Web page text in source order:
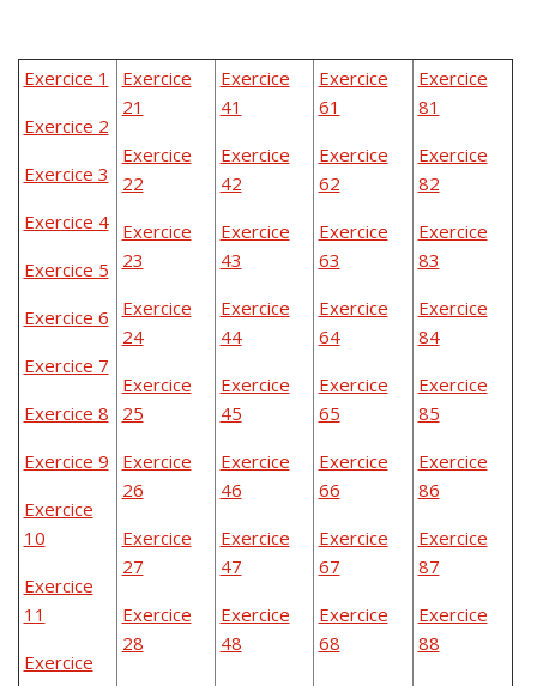
Exercice 1
Exercice 2
Exercice 3
Exercice 4
Exercice 5
Exercice 6
Exercice 7
Exercice 8
Exercice 9
Exercice
10
Exercice
11
Exercice
Exercice
21
Exercice
22
Exercice
23
Exercice
24
Exercice
25
Exercice
26
Exercice
27
Exercice
28
Exercice
41
Exercice
42
Exercice
43
Exercice
44
Exercice
45
Exercice
46
Exercice
47
Exercice
48
Exercice
61
Exercice
62
Exercice
63
Exercice
64
Exercice
65
Exercice
66
Exercice
67
Exercice
68
Exercice
81
Exercice
82
Exercice
83
Exercice
84
Exercice
85
Exercice
86
Exercice
87
Exercice
88